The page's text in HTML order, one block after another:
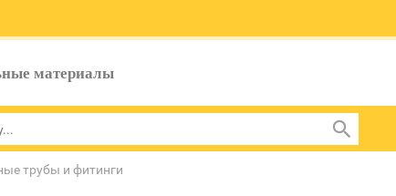
материалы
трубы и фитинги